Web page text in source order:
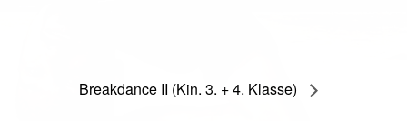
Breakdance II (Kin. 3. + 4. Klasse)